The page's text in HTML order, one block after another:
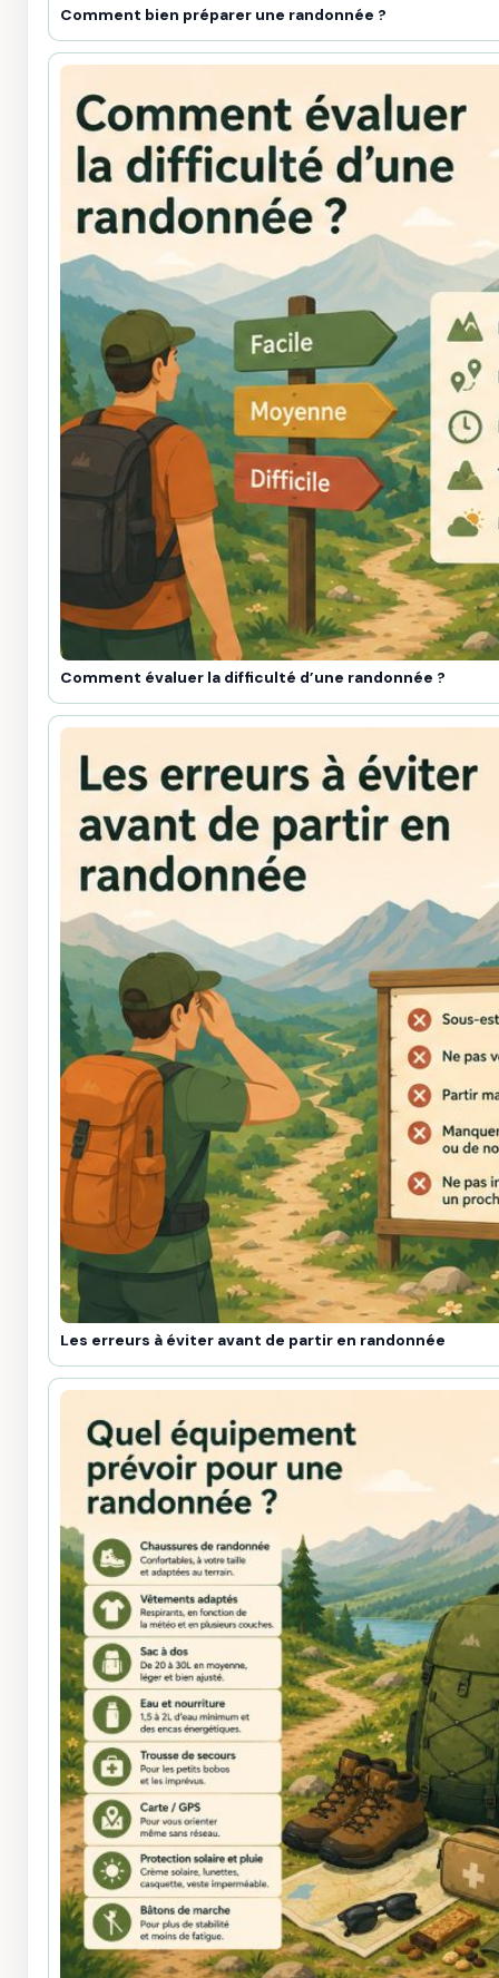
Comment bien préparer une randonnée ?
Comment évaluer la difficulté d’une randonnée ?
Les erreurs à éviter avant de partir en randonnée